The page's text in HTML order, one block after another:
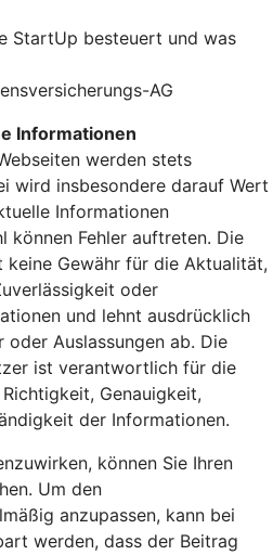
StartUp besteuert und was
AG
Informationen
werden stets
wird insbesondere darauf Wert
Informationen
können Fehler auftreten. Die
Gewähr für die Aktualität,
oder
und lehnt ausdrücklich
Auslassungen ab. Die
ist verantwortlich für die
Genauigkeit,
der Informationen.
können Sie Ihren
Um den
anzupassen, kann bei
werden, dass der Beitrag